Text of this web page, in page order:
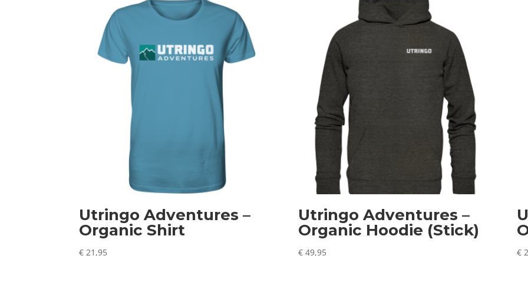
Utringo Adventures –
Organic Shirt
€ 21,95
Utringo Adventures –
Organic Hoodie (Stick)
€49,95 €